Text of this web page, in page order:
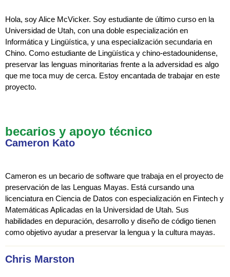
Hola, soy Alice McVicker. Soy estudiante de último curso en la
Universidad de Utah, con una doble especialización en
Informática y Lingüística, y una especialización secundaria en
Chino. Como estudiante de Lingüística y chino-estadounidense,
preservar las lenguas minoritarias frente a la adversidad es algo
que me toca muy de cerca. Estoy encantada de trabajar en este
proyecto.
becarios y apoyo técnico
Cameron Kato
Cameron es un becario de software que trabaja en el proyecto de
preservación de las Lenguas Mayas. Está cursando una
licenciatura en Ciencia de Datos con especialización en Fintech y
Matemáticas Aplicadas en la Universidad de Utah. Sus
habilidades en depuración, desarrollo y diseño de código tienen
como objetivo ayudar a preservar la lengua y la cultura mayas.
Chris Marston